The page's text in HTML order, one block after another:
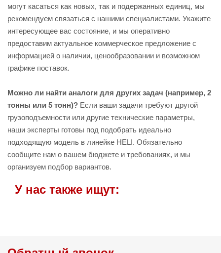
могут касаться как новых, так и подержанных единиц, мы
рекомендуем связаться с нашими специалистами. Укажите
интересующее вас состояние, и мы оперативно
предоставим актуальное коммерческое предложение с
информацией о наличии, ценообразовании и возможном
графике поставок.
Можно ли найти аналоги для других задач (например, 2
тонны или 5 тонн)? Если ваши задачи требуют другой
грузоподъемности или другие технические параметры,
наши эксперты готовы под подобрать идеально
подходящую модель в линейке HELI. Обязательно
сообщите нам о вашем бюджете и требованиях, и мы
организуем подбор вариантов.
У нас также ищут: